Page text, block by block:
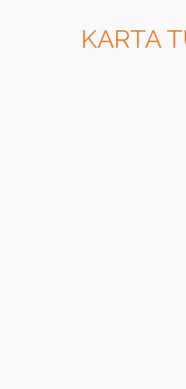
KARTA